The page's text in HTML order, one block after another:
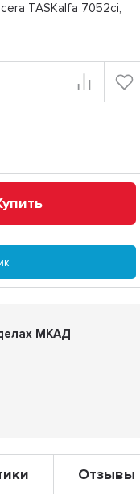
TASKalfa 7052ci,
МКАД
Отзывы